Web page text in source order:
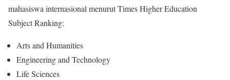
mahasiswa internasional menurut Times Higher Education
Subject Ranking:
Arts and Humanities
Engineering and Technology
Life Sciences